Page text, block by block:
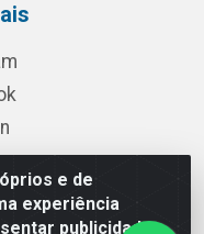
e de
experiência
publicidade
São Paulo/SP - CEP